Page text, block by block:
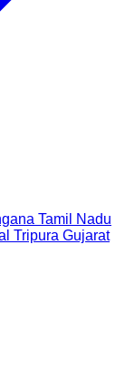
Tamil Nadu
Tripura Gujarat